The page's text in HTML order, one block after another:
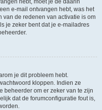
hebt, moet je de daarin
e-mail ontvangen hebt, was het
de redenen van activatie is om
je zeker bent dat je e-mailadres
je dit probleem hebt.
kloppen. Indien ze
beheerder om er zeker van te zijn
dat de forumconfiguratie fout is,